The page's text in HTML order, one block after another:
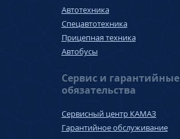
Автотехника
Спецавтотехника
Прицепная техника
Автобусы
Сервис и гарантийные
обязательства
Сервисный центр КАМАЗ
Гарантийное обслуживание